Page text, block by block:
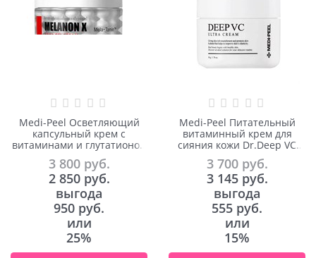
Medi-Peel Осветляющий
капсульный крем с
витаминами и глутатионом
Melanon X Drop Gel Cream
50ml
3 800 руб.
2 850 руб.
выгода
950 руб.
или
25%
Medi-Peel Питательный
витаминный крем для
сияния кожи Dr.Deep VC
Ultra Cream 50ml
3 700 руб.
3 145 руб.
выгода
555 руб.
или
15%